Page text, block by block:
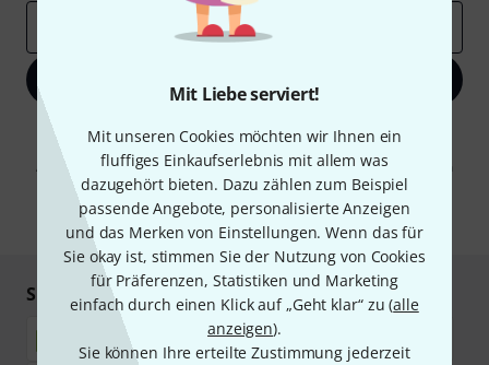
Mit Liebe serviert!
Mit unseren Cookies möchten wir Ihnen ein
fluffiges Einkaufserlebnis mit allem was
dazugehört bieten. Dazu zählen zum Beispiel
passende Angebote, personalisierte Anzeigen
und das Merken von Einstellungen. Wenn das für
Sie okay ist, stimmen Sie der Nutzung von Cookies
für Präferenzen, Statistiken und Marketing
einfach durch einen Klick auf „Geht klar“ zu (alle
anzeigen).
Sie können Ihre erteilte Zustimmung jederzeit
Mit Klick auf „Jetzt anmelden“ stimmen Sie dem Erhalt von E-Mail-
Werbung und einer Messung des E-Mail-Nutzungsverhaltens zu. Die
Abmeldung ist jederzeit möglich. Weitere Informationen finden Sie in
unserenDatenschutzhinweisen.
* Pflichtfeld
Sicher einkaufen & bezahlen